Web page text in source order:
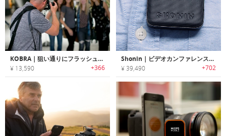
KOBRA｜狙い通りにフラッシュを当てられるフラッシュモディファイア「コーブラ」
¥ 13,590 +366
Shonin｜ビデオカンファレンスも可能なウェアラブルセキュリティーカメラ「ショーニン」
¥ 39,490 +702